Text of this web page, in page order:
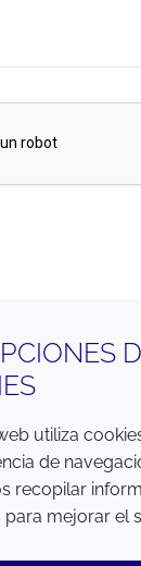
utiliza
de
recopilar
para mejorar el